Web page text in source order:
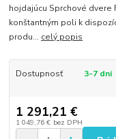
hojdajúcu Sprchové dvere
konštantným poli k
produ... celý popis
Dostupnosť 3-7 dni
1 291,21 €
1 049,76 € bez DPH